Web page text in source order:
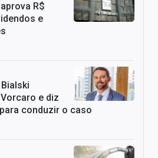
R$
e
e diz
conduzir o caso